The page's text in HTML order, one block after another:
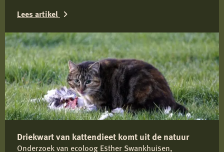
Lees artikel
Lees
meer
over
Reactie
Koninklijke
Nederlandse
Jagersvereniging
Driekwart van kattendieet komt uit de natuur
Onderzoek van ecoloog Esther Swankhuisen,